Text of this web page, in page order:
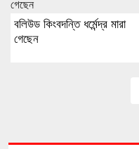
বলিউড কিংবদন্তি ধর্মেন্দ্র মারা
গেছেন